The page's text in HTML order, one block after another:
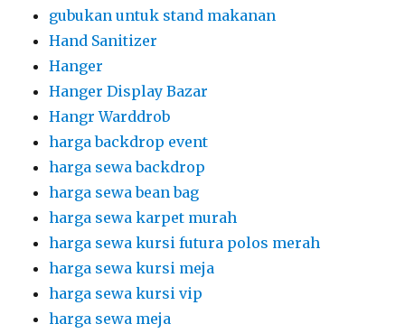
gubukan untuk stand makanan
Hand Sanitizer
Hanger
Hanger Display Bazar
Hangr Warddrob
harga backdrop event
harga sewa backdrop
harga sewa bean bag
harga sewa karpet murah
harga sewa kursi futura polos merah
harga sewa kursi meja
harga sewa kursi vip
harga sewa meja